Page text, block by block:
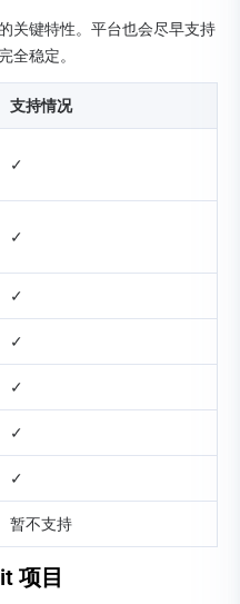
关键特性。平台也会尽早支持
全稳定。
支持情况
✓
✓
✓
✓
✓
✓
✓
暂不支持
项目